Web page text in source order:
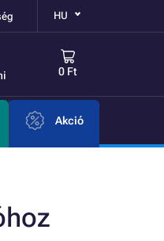
HU
0 Ft
Akció